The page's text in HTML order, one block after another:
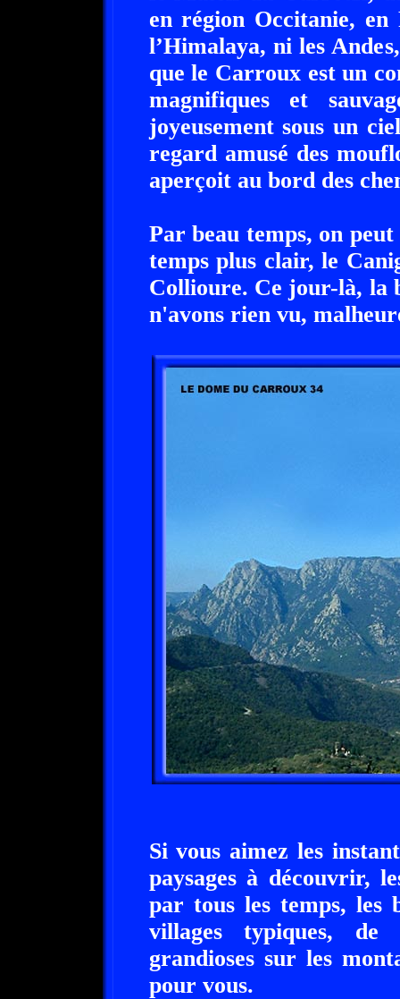
en région Occitanie,
l’Himalaya, ni les
que le Carroux est un
magnifiques et
joyeusement sous un
regard amusé des
aperçoit au bord des
Par beau temps, on
temps plus clair, le
Collioure. Ce jour-là, la
n'avons rien vu,
Si vous aimez les
paysages à découvrir,
par tous les temps, les
villages typiques,
grandioses sur les
pour vous.